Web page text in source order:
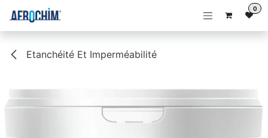
Se rendre au contenu 0
Etanchéité Et Imperméabilité